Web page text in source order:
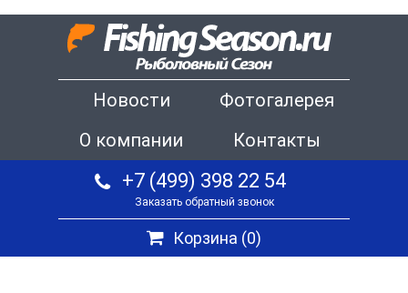
Новости
Фотогалерея
О компании
Контакты
+7 (499) 398 22 54
Заказать обратный звонок
Корзина (0)